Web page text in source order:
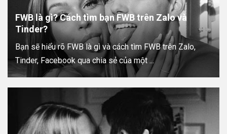
FWB là gì? Cách tìm bạn FWB trên Zalo và
Tinder?
Bạn sẽ hiểu rõ FWB là gì và cách tìm FWB trên Zalo,
Tinder, Facebook qua chia sẻ của một ...